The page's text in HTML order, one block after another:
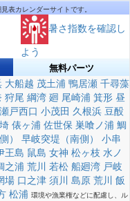
表カレンダーサイトです。
暑さ指数を確認し
よう
無料パーツ
大船越 茂土浦 鴨居瀬 千尋藻
狩尾 綱湾 廻 尾崎浦 箕形 昼
戸西口 小茂田 久根浜 豆酘
俵ヶ浦 佐世保 巣喰ノ浦 鯛
） 早岐突堤（南側）
小串
王島 鼠島 女神 松ヶ枝 水ノ
之浦 荒川 若松 船廻湾 戸岐
場 口之津 須川 島原 荒川 飯
松浦 環境や漁業権などに配慮し、ル